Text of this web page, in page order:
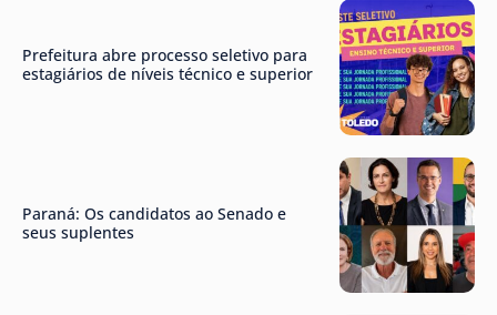
Prefeitura abre processo seletivo para
estagiários de níveis técnico e superior
Paraná: Os candidatos ao Senado e
seus suplentes